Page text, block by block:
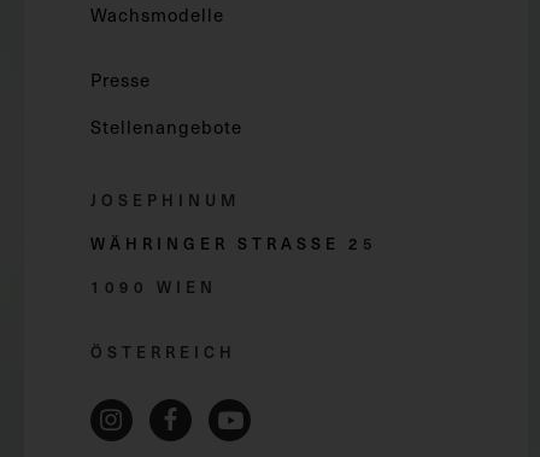
Wachsmodelle
Presse
Stellenangebote
JOSEPHINUM
WÄHRINGER STRASSE 2 5
1090 WIEN
ÖSTERREICH